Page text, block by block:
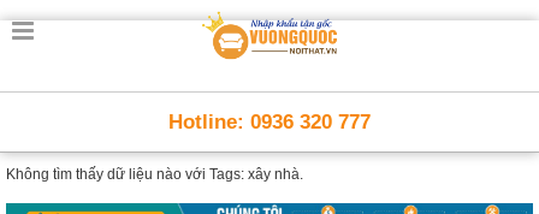
Hotline: 0936 320 777
Không tìm thấy dữ liệu nào với Tags: xây nhà.